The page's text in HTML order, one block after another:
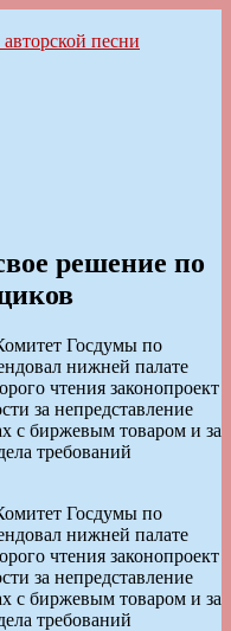
решение по
Госдумы по
нижней палате
чтения законопроект
за непредставление
с биржевым товаром и за
требований
Госдумы по
нижней палате
чтения законопроект
за непредставление
с биржевым товаром и за
требований